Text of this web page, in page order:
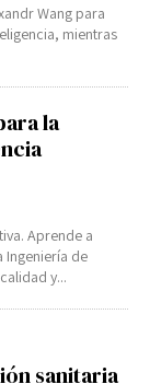
Wang para
mientras
la
Aprende a
de
y...
sanitaria